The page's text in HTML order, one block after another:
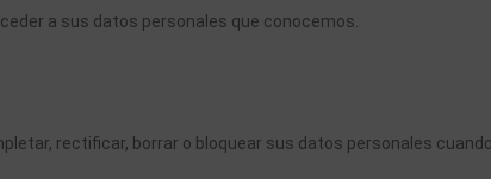
a sus datos personales que conocemos.
rectificar, borrar o bloquear sus datos personales